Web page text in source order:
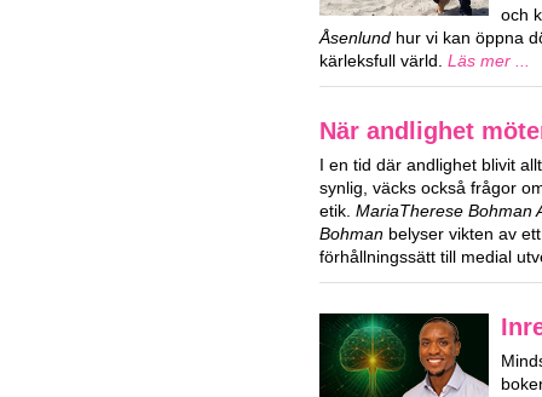
och
Åsenlund hur vi kan öppna
kärleksfull värld. Läs mer ...
När andlighet
I en tid där andlighet blivit
synlig, väcks också frågor
etik. MariaTherese Bohman
Bohman belyser vikten av
förhållningssätt till medial